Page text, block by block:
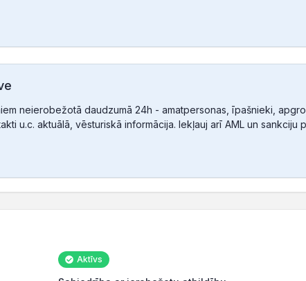
neierobežotā daudzumā 24h - amatpersonas, īpašnieki,
u.c. aktuālā, vēsturiskā informācija. Iekļauj arī AML un
Aktīvs